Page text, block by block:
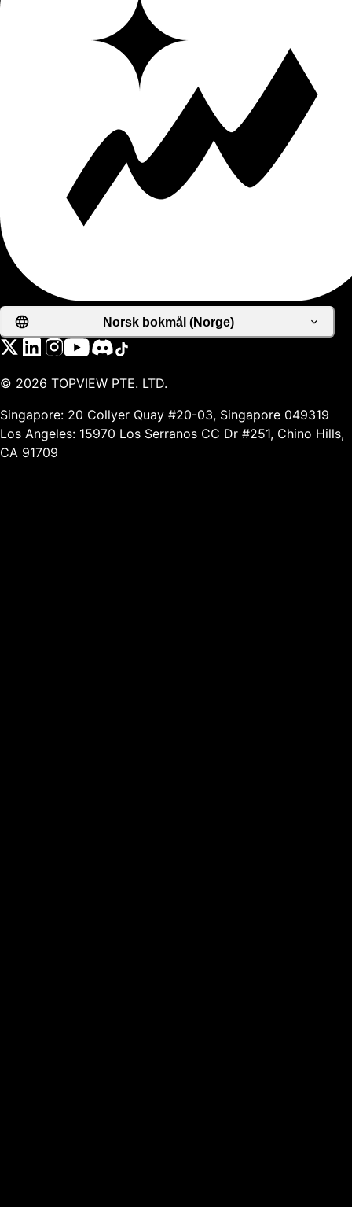
Norsk bokmål (Norge)
© 2026 TOPVIEW PTE. LTD.
Singapore: 20 Collyer Quay #20-03, Singapore 049319
Los Angeles: 15970 Los Serranos CC Dr #251, Chino Hills,
CA 91709